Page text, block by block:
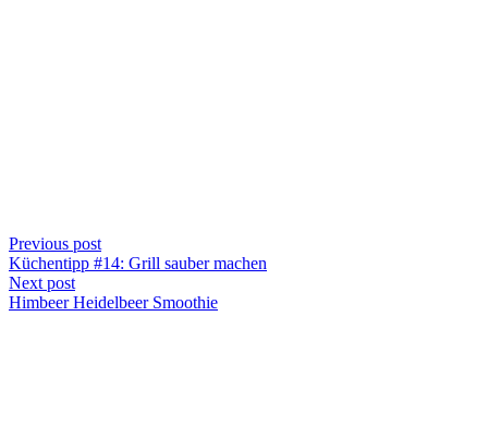
Previous post
Küchentipp #14: Grill sauber machen
Next post
Himbeer Heidelbeer Smoothie